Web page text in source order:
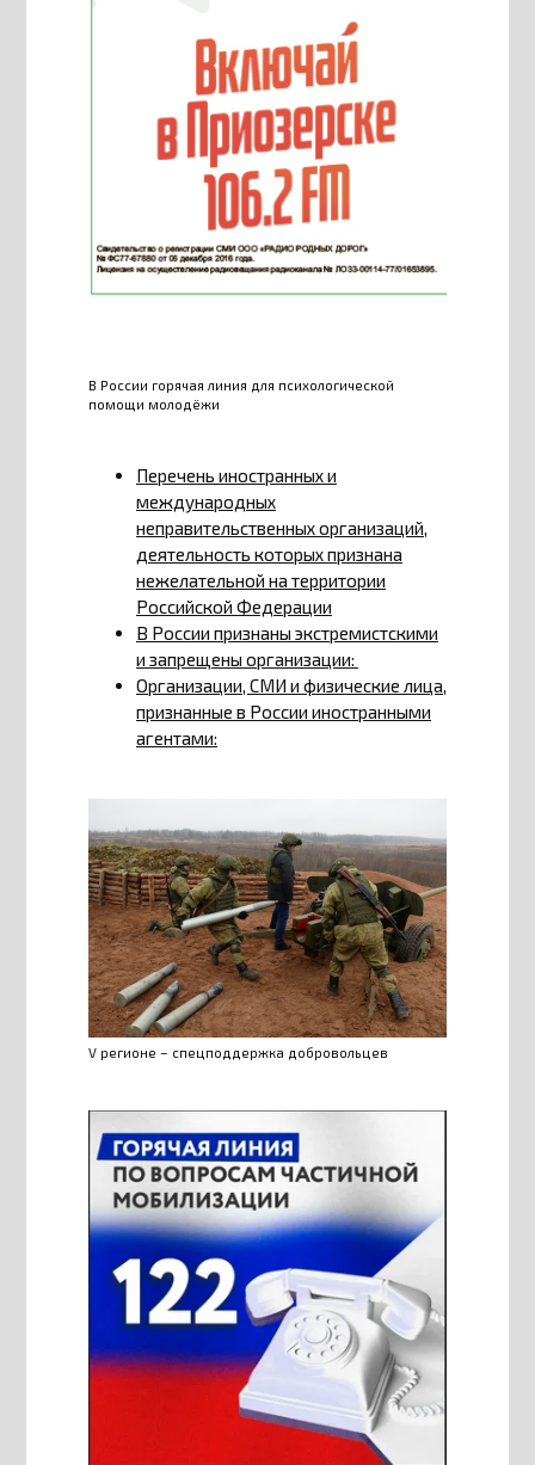
В России горячая линия для психологической
помощи молодёжи
Перечень иностранных и
международных
неправительственных организаций,
деятельность которых признана
нежелательной на территории
Российской Федерации
В России признаны экстремистскими
и запрещены организации:
Организации, СМИ и физические лица,
признанные в России иностранными
агентами:
V регионе – спецподдержка добровольцев